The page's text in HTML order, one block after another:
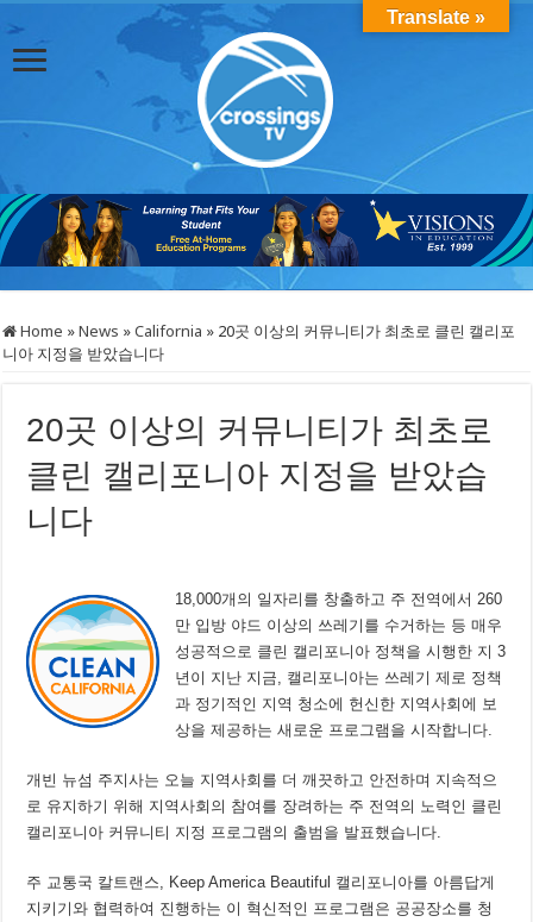
Home »News »California » 20곳 이상의 커뮤니티가 최초로 클린 캘리포
니아 지정을 받았습니다
20곳 이상의 커뮤니티가 최초로
클린 캘리포니아 지정을 받았습
니다
18,000개의 일자리를 창출하고 주 전역에서 260
만 입방 야드 이상의 쓰레기를 수거하는 등 매우
성공적으로 클린 캘리포니아 정책을 시행한 지 3
년이 지난 지금, 캘리포니아는 쓰레기 제로 정책
과 정기적인 지역 청소에 헌신한 지역사회에 보
상을 제공하는 새로운 프로그램을 시작합니다.
개빈 뉴섬 주지사는 오늘 지역사회를 더 깨끗하고 안전하며 지속적으
로 유지하기 위해 지역사회의 참여를 장려하는 주 전역의 노력인 클린
캘리포니아 커뮤니티 지정 프로그램의 출범을 발표했습니다.
주 교통국 칼트랜스, Keep America Beautiful 캘리포니아를 아름답게
지키기와 협력하여 진행하는 이 혁신적인 프로그램은 공공장소를 청
Translate »